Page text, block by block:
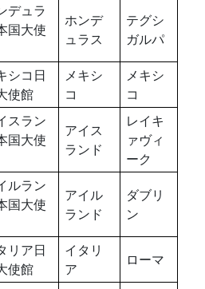
デュラ
国大使
ホンデ
ュラス
テグシ
ガルパ
シコ日
使館
メキシ
コ
メキシ
コ
スラン
国大使
アイス
ランド
レイキ
ァヴィ
ーク
ルラン
国大使
アイル
ランド
ダブリ
ン
リア日
使館
イタリ
ア
ローマ